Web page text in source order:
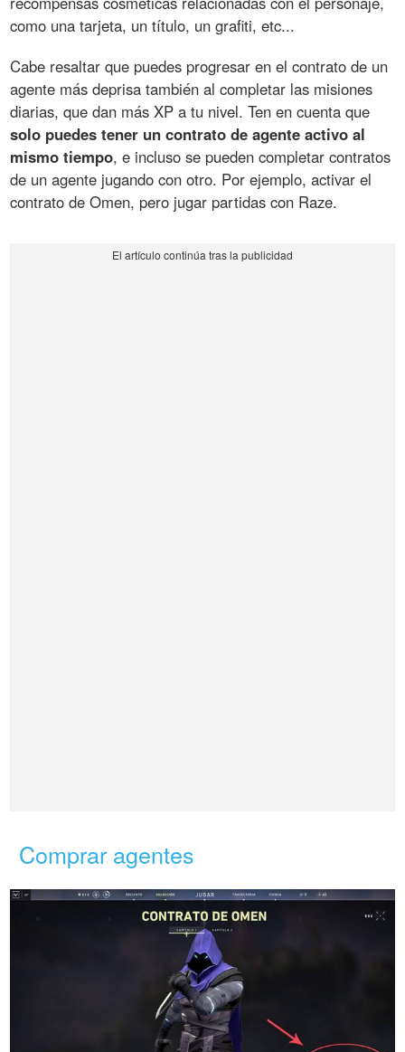
como una tarjeta, un título, un grafiti, etc...
Cabe resaltar que puedes progresar en el contrato de un
agente más deprisa también al completar las misiones
diarias, que dan más XP a tu nivel. Ten en cuenta que
solo puedes tener un contrato de agente activo al
mismo tiempo, e incluso se pueden completar contratos
de un agente jugando con otro. Por ejemplo, activar el
contrato de Omen, pero jugar partidas con Raze.
Comprar agentes